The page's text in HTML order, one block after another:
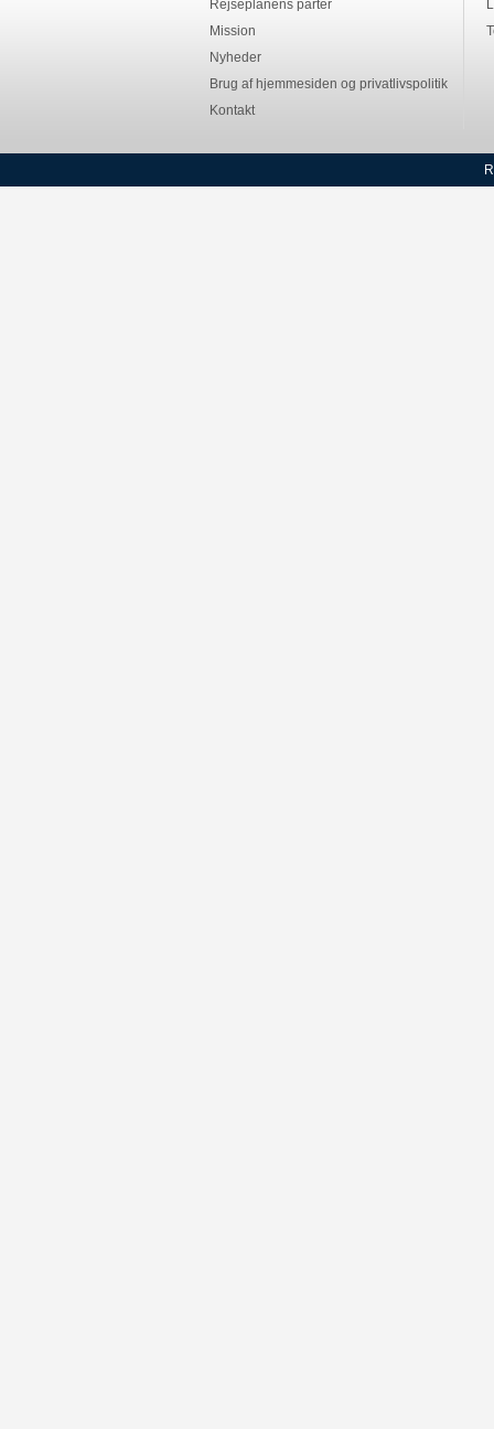
Rejseplanens parter
Mission
Nyheder
Brug af hjemmesiden og privatlivspolitik
Kontakt